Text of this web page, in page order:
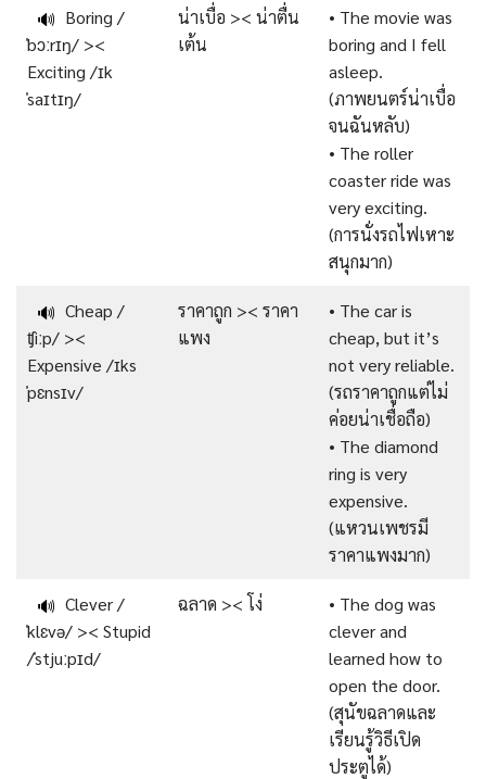
🔊 Boring /
ˈbɔːrɪŋ/ ><
Exciting /ɪk
ˈsaɪtɪŋ/
น่าเบื่อ >< น่าตื่น
เต้น
• The movie was
boring and I fell
asleep.
(ภาพยนตร์น่าเบื่อ
จนฉันหลับ)
• The roller
coaster ride was
very exciting.
(การนั่งรถไฟเหาะ
สนุกมาก)
🔊 Cheap /
ʧiːp/ ><
Expensive /ɪks
ˈpɛnsɪv/
ราคาถูก >< ราคา
แพง
• The car is
cheap, but it’s
not very reliable.
(รถราคาถูกแต่ไม่
ค่อยน่าเชื่อถือ)
• The diamond
ring is very
expensive.
(แหวนเพชรมี
ราคาแพงมาก)
🔊 Clever /
ˈklɛvə/ >< Stupid
/ˈstjuːpɪd/
ฉลาด >< โง่
• The dog was
clever and
learned how to
open the door.
(สุนัขฉลาดและ
เรียนรู้วิธีเปิด
ประตูได้)